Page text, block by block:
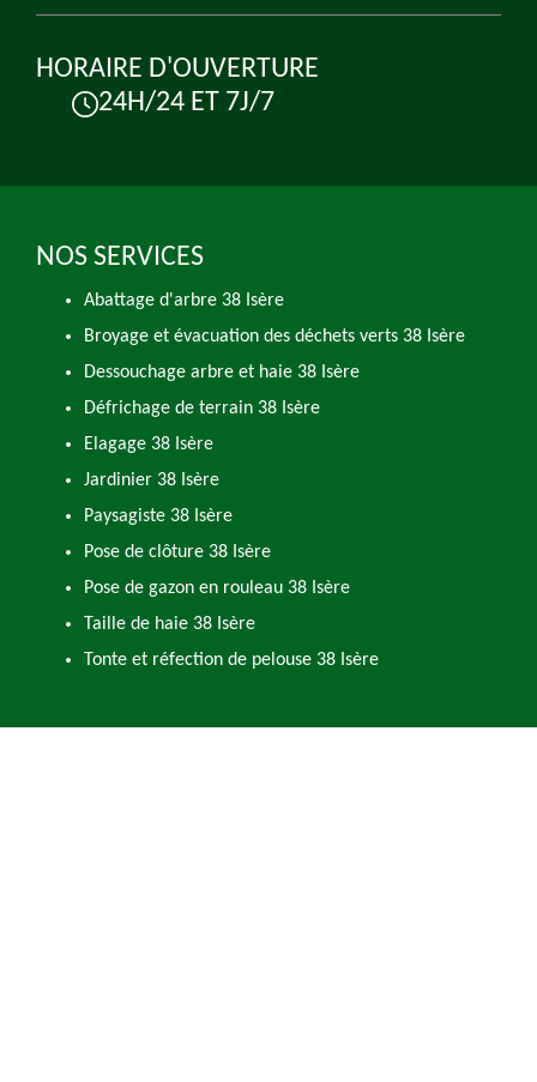
HORAIRE D'OUVERTURE
24H/24 ET 7J/7
NOS SERVICES
Abattage d'arbre 38 Isère
Broyage et évacuation des déchets verts 38 Isère
Dessouchage arbre et haie 38 Isère
Défrichage de terrain 38 Isère
Elagage 38 Isère
Jardinier 38 Isère
Paysagiste 38 Isère
Pose de clôture 38 Isère
Pose de gazon en rouleau 38 Isère
Taille de haie 38 Isère
Tonte et réfection de pelouse 38 Isère